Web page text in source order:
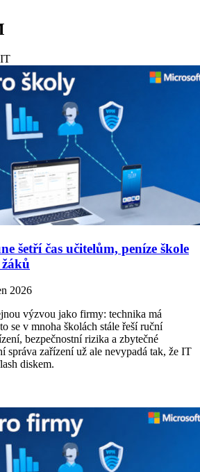
šetří čas učitelům, peníze škole
2026
výzvou jako firmy: technika má
se v mnoha školách stále řeší ruční
bezpečnostní rizika a zbytečné
zařízení už ale nevypadá tak, že IT
diskem.